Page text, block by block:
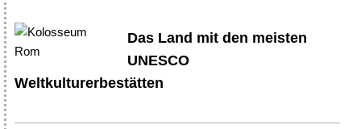
Das Land mit den meisten
UNESCO
Weltkulturerbestätten